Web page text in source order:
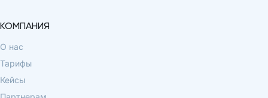
КОМПАНИЯ
О нас
Тарифы
Кейсы